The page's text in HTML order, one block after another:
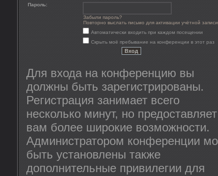
Пароль:
Забыли пароль?
Повторно выслать письмо для активации учётной записи
Автоматически входить при каждом посещении
Скрыть моё пребывание на конференции в этот раз
Для входа на конференцию вы
должны быть зарегистрированы.
Регистрация занимает всего
несколько минут, но предоставляет
вам более широкие возможности.
Администратором конференции
быть установлены также
дополнительные привилегии для